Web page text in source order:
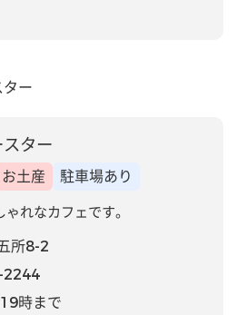
ター
お土産 駐車場あり
れなカフェです。
所8-2
2244
時まで